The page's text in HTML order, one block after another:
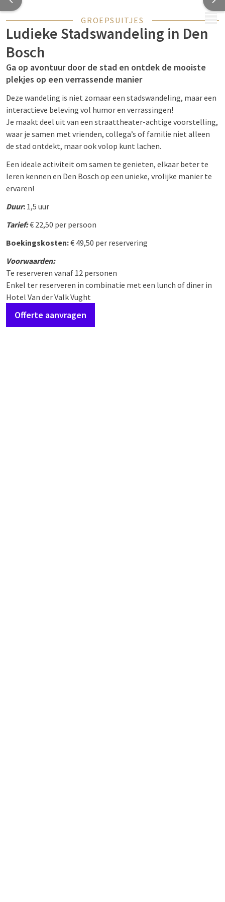
GROEPSUITJES
Ludieke Stadswandeling in Den
Bosch
Ga op avontuur door de stad en ontdek de mooiste
plekjes op een verrassende manier
Deze wandeling is niet zomaar een stadswandeling, maar een
interactieve beleving vol humor en verrassingen!
Je maakt deel uit van een straattheater-achtige voorstelling,
waar je samen met vrienden, collega’s of familie niet alleen
de stad ontdekt, maar ook volop kunt lachen.
Een ideale activiteit om samen te genieten, elkaar beter te
leren kennen en Den Bosch op een unieke, vrolijke manier te
ervaren!
Duur: 1,5 uur
Tarief:€ 22,50 per persoon
Boekingskosten:€ 49,50 per reservering
Voorwaarden:
Te reserveren vanaf 12 personen
Enkel ter reserveren in combinatie met een lunch of diner in
Hotel Van der Valk Vught
Offerte aanvragen